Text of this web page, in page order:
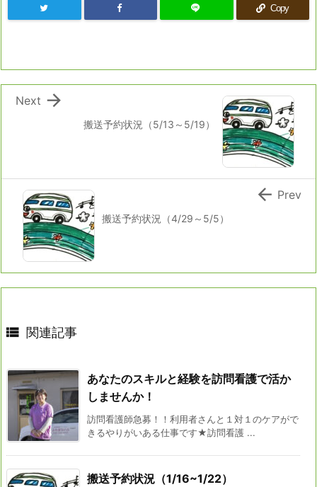
Copy
搬送予約状況（5/13～5/19）

Next
搬送予約状況（4/29～5/5）
 Prev
 関連記事
あなたのスキルと経験を訪問看護で活か
しませんか！
訪問看護師急募！！利用者さんと１対１のケアがで
きるやりがいある仕事です★訪問看護 ...
搬送予約状況（1/16~1/22）